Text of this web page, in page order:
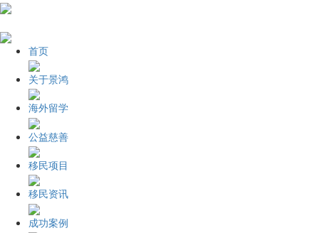
首页
关于景鸿
海外留学
公益慈善
移民项目
移民资讯
成功案例